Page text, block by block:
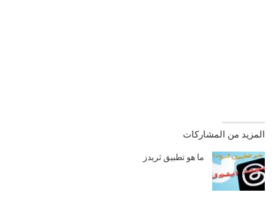
المزيد من المشاركات
ما هو تطبيق ثريدز